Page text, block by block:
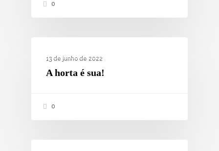
0
13 de junho de 2022
A horta é sua!
0